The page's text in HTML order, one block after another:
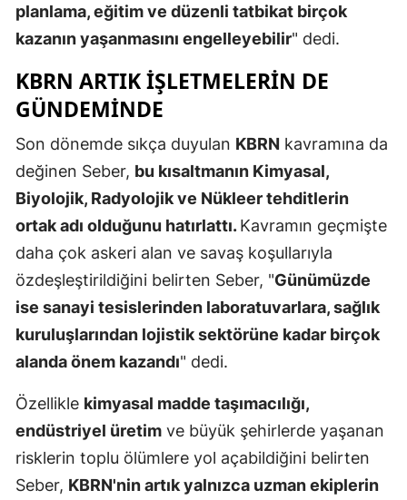
planlama, eğitim ve düzenli tatbikat birçok
kazanın yaşanmasını engelleyebilir" dedi.
KBRN ARTIK IŞLETMELERIN DE
GÜNDEMINDE
Son dönemde sıkça duyulan KBRN kavramına da
değinen Seber, bu kısaltmanın Kimyasal,
Biyolojik, Radyolojik ve Nükleer tehditlerin
ortak adı olduğunu hatırlattı.Kavramın geçmişte
daha çok askeri alan ve savaş koşullarıyla
özdeşleştirildiğini belirten Seber, "Günümüzde
ise sanayi tesislerinden laboratuvarlara, sağlık
kuruluşlarından lojistik sektörüne kadar birçok
alanda önem kazandı" dedi.
Özellikle kimyasal madde taşımacılığı,
endüstriyel üretim ve büyük şehirlerde yaşanan
risklerin toplu ölümlere yol açabildiğini belirten
Seber, KBRN'nin artık yalnızca uzman ekiplerin